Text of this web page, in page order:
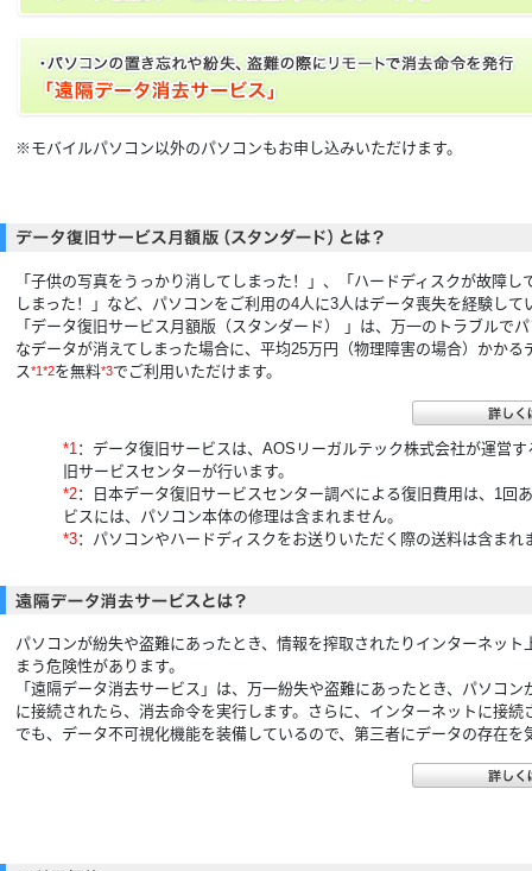
※モバイルパソコン以外のパソコンもお申し込みいただけます。
「子供の写真をうっかり消してしまった！」、「ハードディスクが故障し
しまった！」など、パソコンをご利用の4人に3人はデータ喪失を経験して
「データ復旧サービス月額版（スタンダード） 」は、万一のトラブルで
なデータが消えてしまった場合に、平均25万円（物理障害の場合）かかる
ス*1*2を無料*3でご利用いただけます。
*1：データ復旧サービスは、AOSリーガルテック株式会社が運営
旧サービスセンターが行います。
*2：日本データ復旧サービスセンター調べによる復旧費用は、1回
ビスには、パソコン本体の修理は含まれません。
*3：パソコンやハードディスクをお送りいただく際の送料は含まれ
パソコンが紛失や盗難にあったとき、情報を搾取されたりインターネット
まう危険性があります。
「遠隔データ消去サービス」は、万一紛失や盗難にあったとき、パソコン
に接続されたら、消去命令を実行します。さらに、インターネットに接続
でも、データ不可視化機能を装備しているので、第三者にデータの存在を